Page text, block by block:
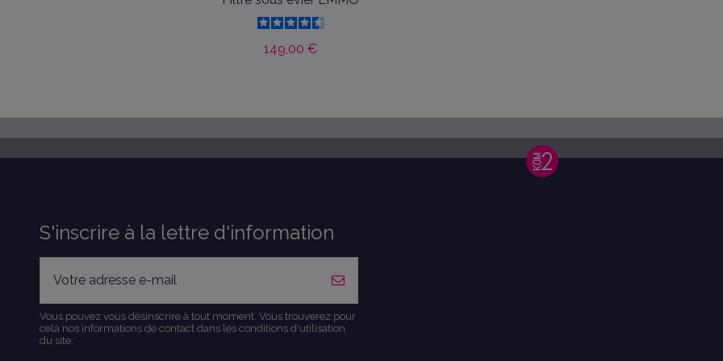
149,00 €
S'inscrire à la lettre d'information
Vous pouvez vous désinscrire à tout moment. Vous trouverez pour
cela nos informations de contact dans les conditions d'utilisation
du site.